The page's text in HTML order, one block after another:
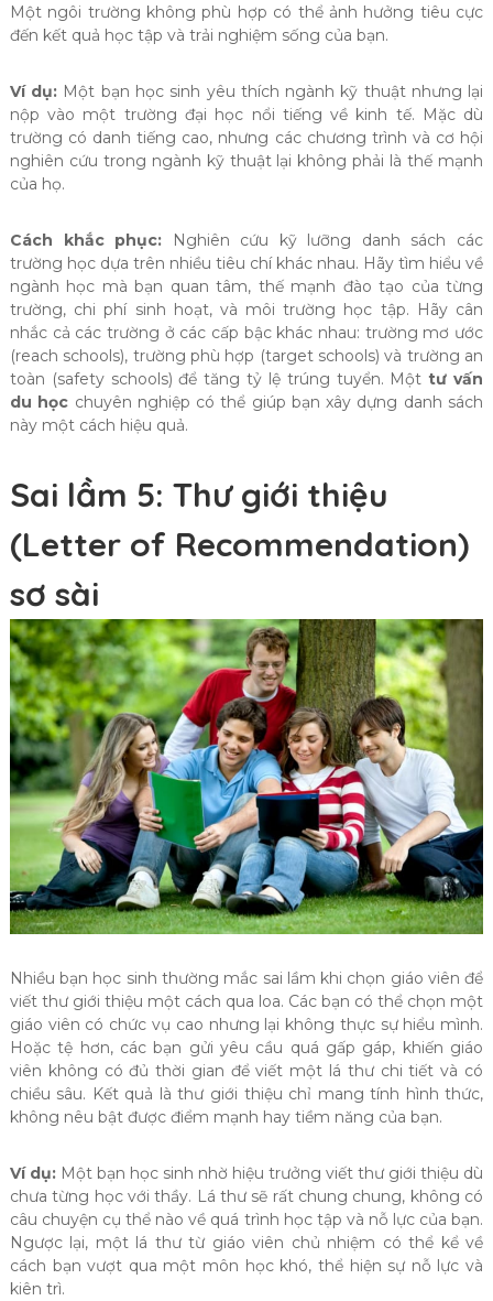
Một ngôi trường không phù hợp có thể ảnh hưởng tiêu cực
đến kết quả học tập và trải nghiệm sống của bạn.
Ví dụ: Một bạn học sinh yêu thích ngành kỹ thuật nhưng lại
nộp vào một trường đại học nổi tiếng về kinh tế. Mặc dù
trường có danh tiếng cao, nhưng các chương trình và cơ hội
nghiên cứu trong ngành kỹ thuật lại không phải là thế mạnh
của họ.
Cách khắc phục: Nghiên cứu kỹ lưỡng danh sách các
trường học dựa trên nhiều tiêu chí khác nhau. Hãy tìm hiểu về
ngành học mà bạn quan tâm, thế mạnh đào tạo của từng
trường, chi phí sinh hoạt, và môi trường học tập. Hãy cân
nhắc cả các trường ở các cấp bậc khác nhau: trường mơ ước
(reach schools), trường phù hợp (target schools) và trường an
toàn (safety schools) để tăng tỷ lệ trúng tuyển. Mộttư vấn
du học chuyên nghiệp có thể giúp bạn xây dựng danh sách
này một cách hiệu quả.
Sai lầm 5: Thư giới thiệu
(Letter of Recommendation)
sơ sài
Nhiều bạn học sinh thường mắc sai lầm khi chọn giáo viên để
viết thư giới thiệu một cách qua loa. Các bạn có thể chọn một
giáo viên có chức vụ cao nhưng lại không thực sự hiểu mình.
Hoặc tệ hơn, các bạn gửi yêu cầu quá gấp gáp, khiến giáo
viên không có đủ thời gian để viết một lá thư chi tiết và có
chiều sâu. Kết quả là thư giới thiệu chỉ mang tính hình thức,
không nêu bật được điểm mạnh hay tiềm năng của bạn.
Ví dụ:Một bạn học sinh nhờ hiệu trưởng viết thư giới thiệu dù
chưa từng học với thầy. Lá thư sẽ rất chung chung, không có
câu chuyện cụ thể nào về quá trình học tập và nỗ lực của bạn.
Ngược lại, một lá thư từ giáo viên chủ nhiệm có thể kể về
cách bạn vượt qua một môn học khó, thể hiện sự nỗ lực và
kiên trì.